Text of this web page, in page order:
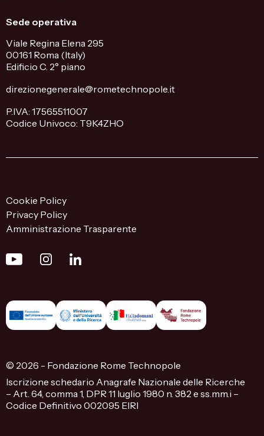
Sede operativa
Viale Regina Elena 295
00161 Roma (Italy)
Edificio C. 2° piano
direzionegenerale@rometechnopole.it
P.IVA: 17565511007
Codice Univoco: T9K4ZHO
Cookie Policy
Privacy Policy
Amministrazione Trasparente
© 2026 - Fondazione Rome Technopole
Iscrizione schedario Anagrafe Nazionale delle Ricerche
– Art. 64, comma 1, DPR 11 luglio 1980 n. 382 e ss.mm.i –
Codice Definitivo 002095 EIRI